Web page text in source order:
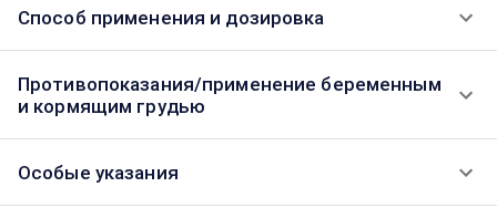
Способ применения и дозировка
Противопоказания/применение беременным
и кормящим грудью
Особые указания